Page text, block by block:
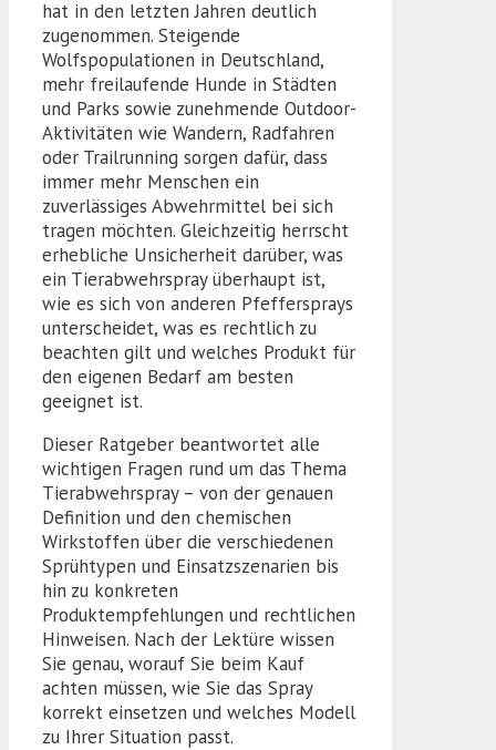
hat in den letzten Jahren deutlich
zugenommen. Steigende
Wolfspopulationen in Deutschland,
mehr freilaufende Hunde in Städten
und Parks sowie zunehmende Outdoor-
Aktivitäten wie Wandern, Radfahren
oder Trailrunning sorgen dafür, dass
immer mehr Menschen ein
zuverlässiges Abwehrmittel bei sich
tragen möchten. Gleichzeitig herrscht
erhebliche Unsicherheit darüber, was
ein Tierabwehrspray überhaupt ist,
wie es sich von anderen Pfeffersprays
unterscheidet, was es rechtlich zu
beachten gilt und welches Produkt für
den eigenen Bedarf am besten
geeignet ist.
Dieser Ratgeber beantwortet alle
wichtigen Fragen rund um das Thema
Tierabwehrspray – von der genauen
Definition und den chemischen
Wirkstoffen über die verschiedenen
Sprühtypen und Einsatzszenarien bis
hin zu konkreten
Produktempfehlungen und rechtlichen
Hinweisen. Nach der Lektüre wissen
Sie genau, worauf Sie beim Kauf
achten müssen, wie Sie das Spray
korrekt einsetzen und welches Modell
zu Ihrer Situation passt.